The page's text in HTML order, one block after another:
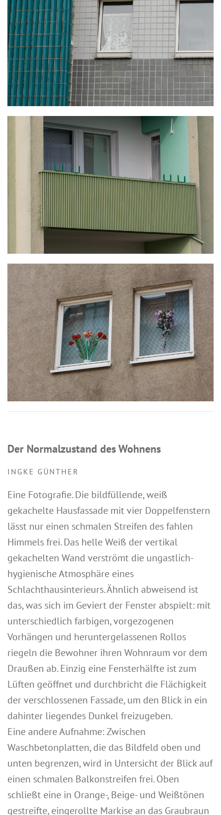
KLICKE HIER
KLICKE HIER
Der Normalzustand des Wohnens
INGKE GÜNTHER
Eine Fotografie. Die bildfüllende, weiß
gekachelte Hausfassade mit vier Doppelfenstern
lässt nur einen schmalen Streifen des fahlen
Himmels frei. Das helle Weiß der vertikal
gekachelten Wand verströmt die ungastlich-
hygienische Atmosphäre eines
Schlachthausinterieurs. Ähnlich abweisend ist
das, was sich im Geviert der Fenster abspielt: mit
unterschiedlich farbigen, vorgezogenen
Vorhängen und heruntergelassenen Rollos
riegeln die Bewohner ihren Wohnraum vor dem
Draußen ab. Einzig eine Fensterhälfte ist zum
Lüften geöffnet und durchbricht die Flächigkeit
der verschlossenen Fassade, um den Blick in ein
dahinter liegendes Dunkel freizugeben.
Eine andere Aufnahme: Zwischen
Waschbetonplatten, die das Bildfeld oben und
unten begrenzen, wird in Untersicht der Blick auf
einen schmalen Balkonstreifen frei. Oben
schließt eine in Orange-, Beige- und Weißtönen
gestreifte, eingerollte Markise an das Graubraun